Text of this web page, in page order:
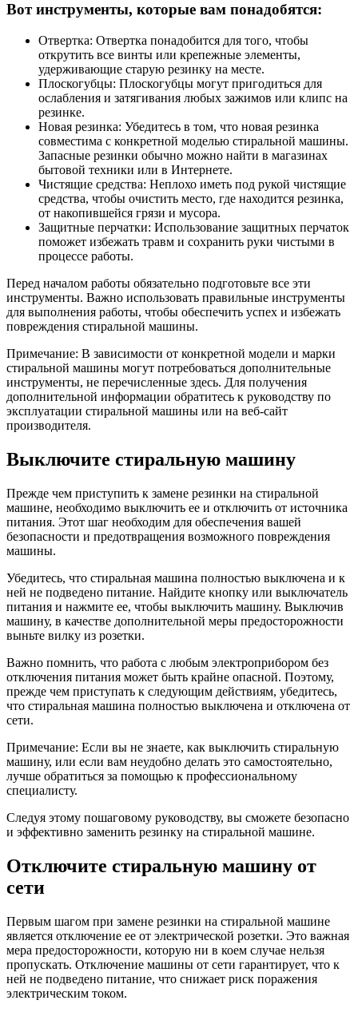
Вот инструменты, которые вам понадобятся:
Отвертка: Отвертка понадобится для того, чтобы
открутить все винты или крепежные элементы,
удерживающие старую резинку на месте.
Плоскогубцы: Плоскогубцы могут пригодиться для
ослабления и затягивания любых зажимов или клипс на
резинке.
Новая резинка: Убедитесь в том, что новая резинка
совместима с конкретной моделью стиральной машины.
Запасные резинки обычно можно найти в магазинах
бытовой техники или в Интернете.
Чистящие средства: Неплохо иметь под рукой чистящие
средства, чтобы очистить место, где находится резинка,
от накопившейся грязи и мусора.
Защитные перчатки: Использование защитных перчаток
поможет избежать травм и сохранить руки чистыми в
процессе работы.
Перед началом работы обязательно подготовьте все эти
инструменты. Важно использовать правильные инструменты
для выполнения работы, чтобы обеспечить успех и избежать
повреждения стиральной машины.
Примечание: В зависимости от конкретной модели и марки
стиральной машины могут потребоваться дополнительные
инструменты, не перечисленные здесь. Для получения
дополнительной информации обратитесь к руководству по
эксплуатации стиральной машины или на веб-сайт
производителя.
Выключите стиральную машину
Прежде чем приступить к замене резинки на стиральной
машине, необходимо выключить ее и отключить от источника
питания. Этот шаг необходим для обеспечения вашей
безопасности и предотвращения возможного повреждения
машины.
Убедитесь, что стиральная машина полностью выключена и к
ней не подведено питание. Найдите кнопку или выключатель
питания и нажмите ее, чтобы выключить машину. Выключив
машину, в качестве дополнительной меры предосторожности
выньте вилку из розетки.
Важно помнить, что работа с любым электроприбором без
отключения питания может быть крайне опасной. Поэтому,
прежде чем приступать к следующим действиям, убедитесь,
что стиральная машина полностью выключена и отключена от
сети.
Примечание: Если вы не знаете, как выключить стиральную
машину, или если вам неудобно делать это самостоятельно,
лучше обратиться за помощью к профессиональному
специалисту.
Следуя этому пошаговому руководству, вы сможете безопасно
и эффективно заменить резинку на стиральной машине.
Отключите стиральную машину от
сети
Первым шагом при замене резинки на стиральной машине
является отключение ее от электрической розетки. Это важная
мера предосторожности, которую ни в коем случае нельзя
пропускать. Отключение машины от сети гарантирует, что к
ней не подведено питание, что снижает риск поражения
электрическим током.